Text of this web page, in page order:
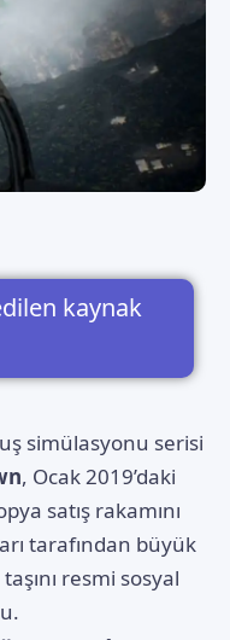
kaynak
simülasyonu serisi
, Ocak 2019’daki
satış rakamını
tarafından büyük
resmi sosyal